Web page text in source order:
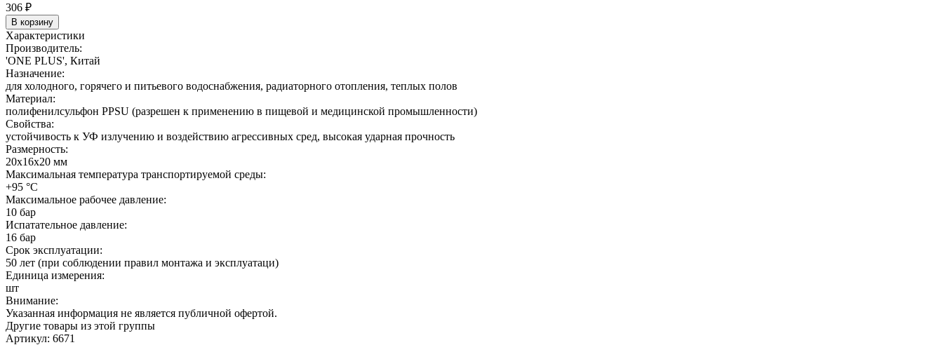
306 ₽
В корзину
Характеристики
Производитель:
'ONE PLUS', Китай
Назначение:
для холодного, горячего и питьевого водоснабжения, радиаторного отопления, теплых полов
Материал:
полифенилсульфон PPSU (разрешен к применению в пищевой и медицинской промышленности)
Свойства:
устойчивость к УФ излучению и воздействию агрессивных сред, высокая ударная прочность
Размерность:
20х16х20 мм
Максимальная температура транспортируемой среды:
+95 °C
Максимальное рабочее давление:
10 бар
Испатательное давление:
16 бар
Срок эксплуатации:
50 лет (при соблюдении правил монтажа и эксплуатаци)
Единица измерения:
шт
Внимание:
Указанная информация не является публичной офертой.
Другие товары из этой группы
Артикул: 6671